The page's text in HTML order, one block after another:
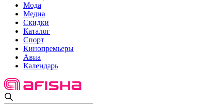
Мода
Медиа
Скидки
Каталог
Спорт
Кинопремьеры
Авиа
Календарь